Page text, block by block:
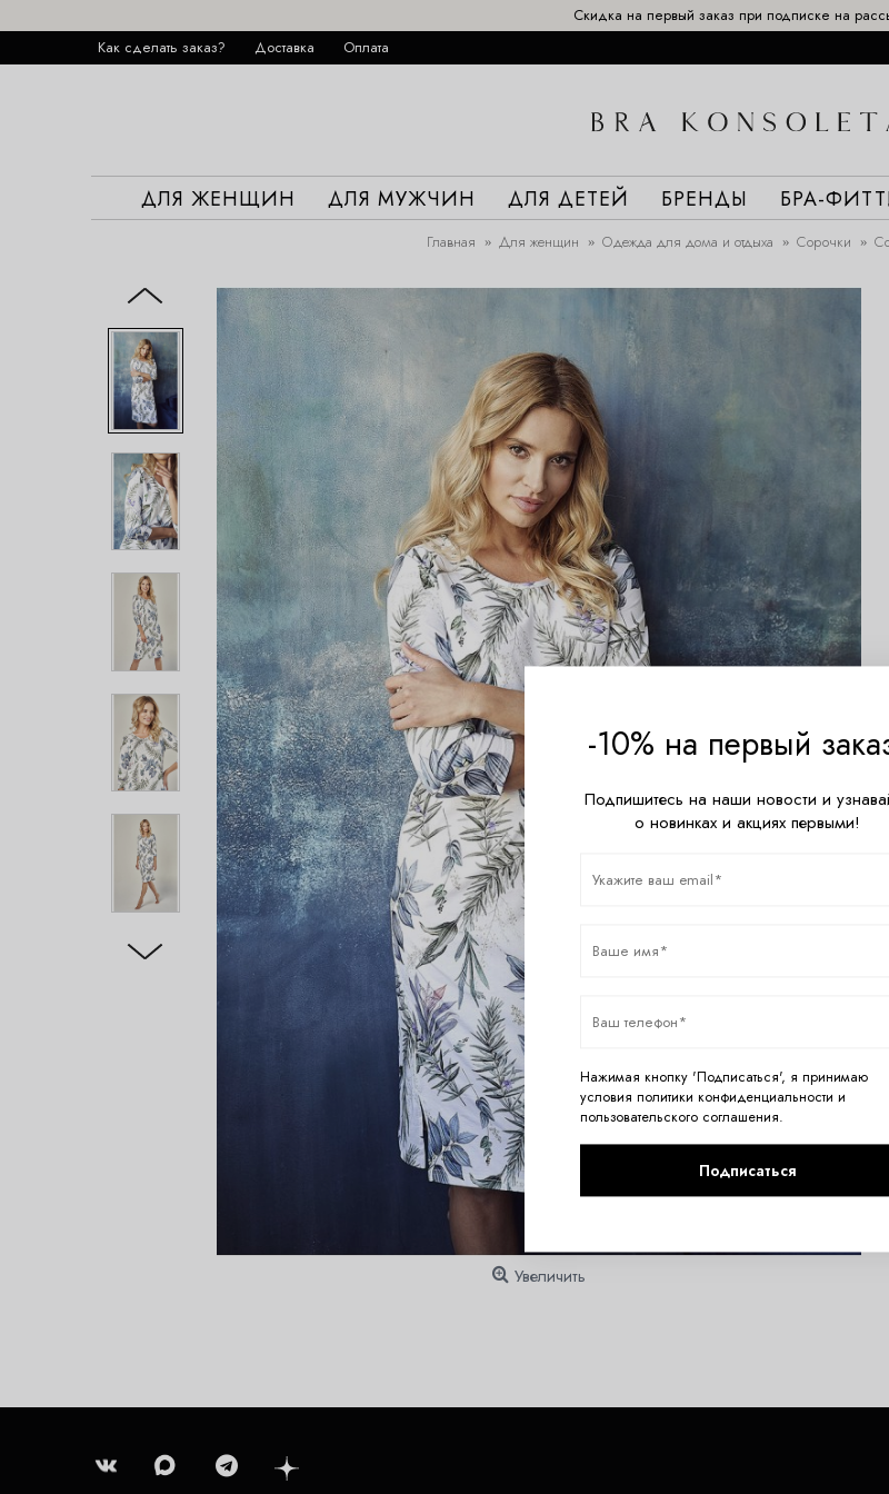
Скидка на первый заказ при подписке на
Как сделать заказ?
Доставка Оплата
ДЛЯ ЖЕНЩИН ДЛЯ МУЖЧИН ДЛЯ ДЕТЕЙ БРЕНДЫ БРА-
Главная Для женщин Одежда для дома и отдыха Сорочки
Увеличить
-10% на первый
Подпишитесь на наши новости и
о новинках и акциях первыми!
Нажимая кнопку 'Подписаться', я принимаю
условия политики конфиденциальности и
пользовательского соглашения.
Подписаться